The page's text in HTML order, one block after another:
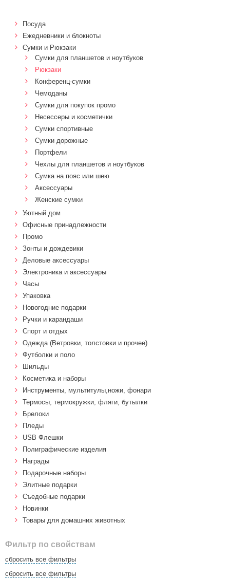
Посуда
Ежедневники и блокноты
Сумки и Рюкзаки
Сумки для планшетов и ноутбуков
Рюкзаки
Конференц-сумки
Чемоданы
Сумки для покупок промо
Несессеры и косметички
Сумки спортивные
Сумки дорожные
Портфели
Чехлы для планшетов и ноутбуков
Сумка на пояс или шею
Аксессуары
Женские сумки
Уютный дом
Офисные принадлежности
Промо
Зонты и дождевики
Деловые аксессуары
Электроника и аксессуары
Часы
Упаковка
Новогодние подарки
Ручки и карандаши
Спорт и отдых
Одежда (Ветровки, толстовки и прочее)
Футболки и поло
Шильды
Косметика и наборы
Инструменты, мультитулы,ножи, фонари
Термосы, термокружки, фляги, бутылки
Брелоки
Пледы
USB Флешки
Полиграфические изделия
Награды
Подарочные наборы
Элитные подарки
Cъедобные подарки
Новинки
Товары для домашних животных
Фильтр по свойствам
сбросить все фильтры
сбросить все фильтры